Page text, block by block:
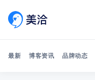
最新 博客资讯 品牌动态